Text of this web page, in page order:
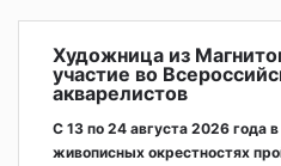
Художница из
участие во
акварелистов
С 13 по 24 августа 2026 года
живописных окрестностях